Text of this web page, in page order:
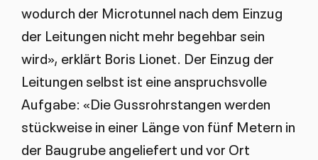
wodurch der Microtunnel nach dem Einzug
der Leitungen nicht mehr begehbar sein
wird», erklärt Boris Lionet. Der Einzug der
Leitungen selbst ist eine anspruchsvolle
Aufgabe: «Die Gussrohrstangen werden
stückweise in einer Länge von fünf Metern in
der Baugrube angeliefert und vor Ort